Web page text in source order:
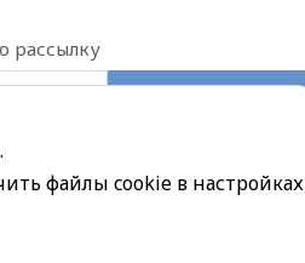
рассылку
файлы cookie в настройках